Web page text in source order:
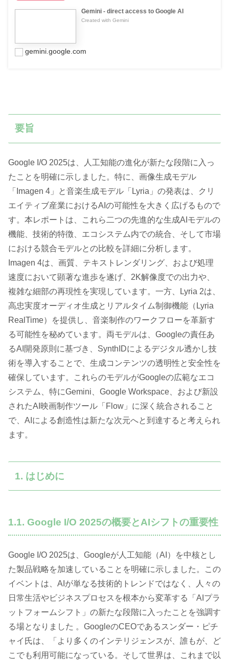
‎Gemini - direct access to Google AI
Created with Gemini
gemini.google.com
要旨
Google I/O 2025は、人工知能の進化が新たな段階に入っ
たことを明確に示しました。特に、画像生成モデル
「Imagen 4」と音楽生成モデル「Lyria」の発表は、クリ
エイティブ産業におけるAIの可能性を大きく広げるもので
す。本レポートは、これら二つの先進的な生成AIモデルの
機能、技術的特徴、エコシステム内での統合、そして市場
における競合モデルとの比較を詳細に分析します。
Imagen 4は、画質、テキストレンダリング、および処理
速度において顕著な進歩を遂げ、2K解像度での出力や、
複雑な細部の再現性を実現しています。一方、Lyria 2は、
高忠実度オーディオ生成とリアルタイム制御機能（Lyria
RealTime）を提供し、音楽制作のワークフローを革新す
る可能性を秘めています。両モデルは、Googleの責任あ
るAI開発原則に基づき、SynthIDによるデジタル透かし技
術を導入することで、生成コンテンツの透明性と安全性を
確保しています。これらのモデルがGoogleの広範なエコ
システム、特にGemini、Google Workspace、および新設
されたAI映画制作ツール「Flow」に深く統合されること
で、AIによる創造性は新たな次元へと到達すると考えられ
ます。
1. はじめに
1.1. Google I/O 2025の概要とAIシフトの重要性
Google I/O 2025は、Googleが人工知能（AI）を中核とし
た製品戦略を加速していることを明確に示しました。この
イベントは、AIが単なる技術的トレンドではなく、人々の
日常生活やビジネスプロセスを根本から変革する「AIプラ
ットフォームシフト」の新たな段階に入ったことを強調す
る場となりました 。GoogleのCEOであるスンダー・ピチ
ャイ氏は、「より多くのインテリジェンスが、誰もが、ど
こでも利用可能になっている。そして世界は、これまで以